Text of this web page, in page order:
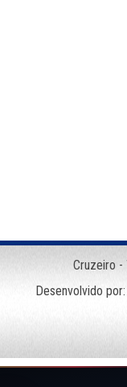
Cruzeiro
Desenvolvido por: